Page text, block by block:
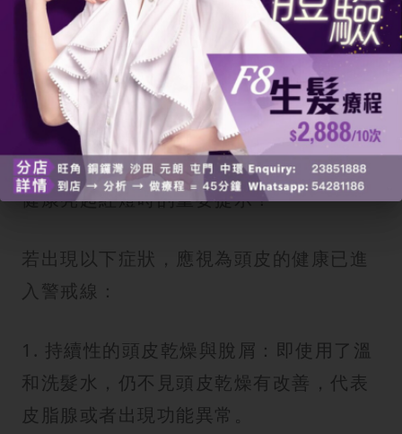
單是小事！
輕微頭皮乾燥雖屬常見現象，但若持續惡
化或出現特定症狀，可能已涉及皮脂腺功
能異常、真菌感染或免疫問題，須及早處
理。以下列出的頭皮情況，是頭皮和頭髮
健康亮起紅燈時的重要提示！
若出現以下症狀，應視為頭皮的健康已進
入警戒線：
1. 持續性的頭皮乾燥與脫屑：即使用了溫
和洗髮水，仍不見頭皮乾燥有改善，代表
皮脂腺或者出現功能異常。